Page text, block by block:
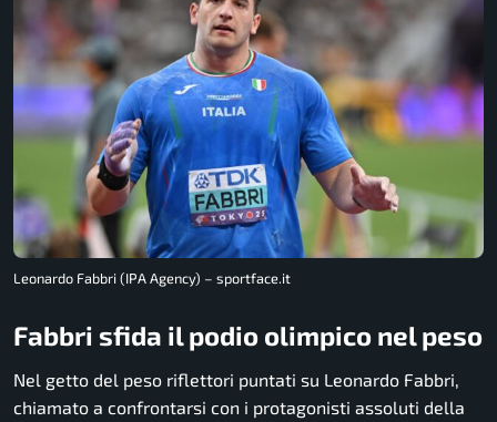
Leonardo Fabbri (IPA Agency) – sportface.it
Fabbri sfida il podio olimpico nel peso
Nel getto del peso riflettori puntati su Leonardo Fabbri,
chiamato a confrontarsi con i protagonisti assoluti della